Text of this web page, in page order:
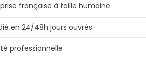
française à taille humaine
en 24/48h jours ouvrés
professionnelle